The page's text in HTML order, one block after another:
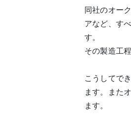
同社のオー
アなど、す
す。
その製造工
こうしてで
ます。また
ます。